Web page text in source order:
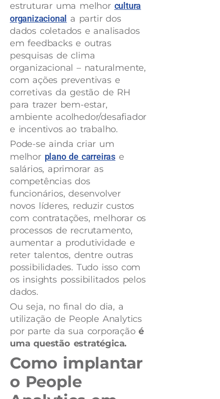
estruturar uma melhor cultura
organizacional
a partir dos
dados coletados e analisados
em feedbacks e outras
pesquisas de clima
organizacional – naturalmente,
com ações preventivas e
corretivas da gestão de RH
para trazer bem-estar,
ambiente acolhedor/desafiador
e incentivos ao trabalho.
Pode-se ainda criar um
melhor plano de carreiras e
salários, aprimorar as
competências dos
funcionários, desenvolver
novos líderes, reduzir custos
com contratações, melhorar os
processos de recrutamento,
aumentar a produtividade e
reter talentos, dentre outras
possibilidades. Tudo isso com
os insights possibilitados pelos
dados.
Ou seja, no final do dia, a
utilização de People Analytics
por parte da sua corporaçãoé
uma questão estratégica.
Como implantar
o People